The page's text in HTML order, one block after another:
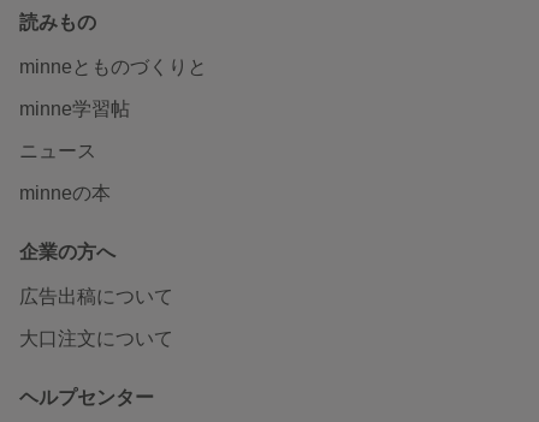
読みもの
minneとものづくりと
minne学習帖
ニュース
minneの本
企業の方へ
広告出稿について
大口注文について
ヘルプセンター